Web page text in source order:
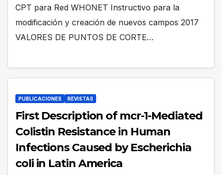
CPT para Red WHONET Instructivo para la
modificación y creación de nuevos campos 2017
VALORES DE PUNTOS DE CORTE…
PUBLICACIONES REVISTAS
First Description of mcr-1-Mediated
Colistin Resistance in Human
Infections Caused by Escherichia
coli in Latin America